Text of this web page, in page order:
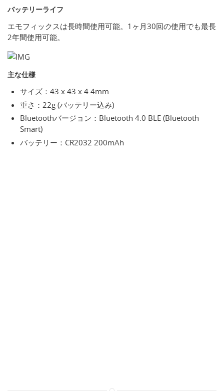
バッテリーライフ
エモフィックスは長時間使用可能。1ヶ月30回の使用でも最長
2年間使用可能。
主な仕様
サイズ：43 x 43 x 4.4mm
重さ：22g (バッテリー込み)
Bluetoothバージョン：Bluetooth 4.0 BLE (Bluetooth
Smart)
バッテリー：CR2032 200mAh